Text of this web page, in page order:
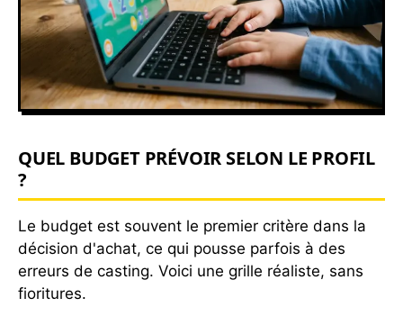
QUEL BUDGET PRÉVOIR SELON LE PROFIL
?
Le budget est souvent le premier critère dans la
décision d'achat, ce qui pousse parfois à des
erreurs de casting. Voici une grille réaliste, sans
fioritures.